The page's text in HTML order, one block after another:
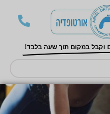
וקבל במקום תוך שעה בלבד!